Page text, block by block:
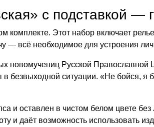
с подставкой —
комплекте. Этот набор включает
— всё необходимое для устроения
Русской Православной
безвыходной ситуации. «Не бойся,
и оставлен в чистом белом цвете без
и даёт возможность использовать